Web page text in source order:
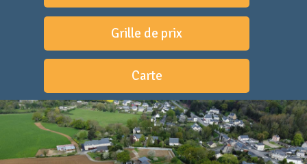
Grille de prix
Carte